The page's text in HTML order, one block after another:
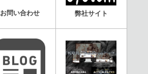
お問い合わせ 弊社サイト